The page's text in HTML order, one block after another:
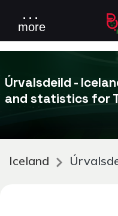
. . .
more
Úrvalsdeild -
and statistics for
Iceland